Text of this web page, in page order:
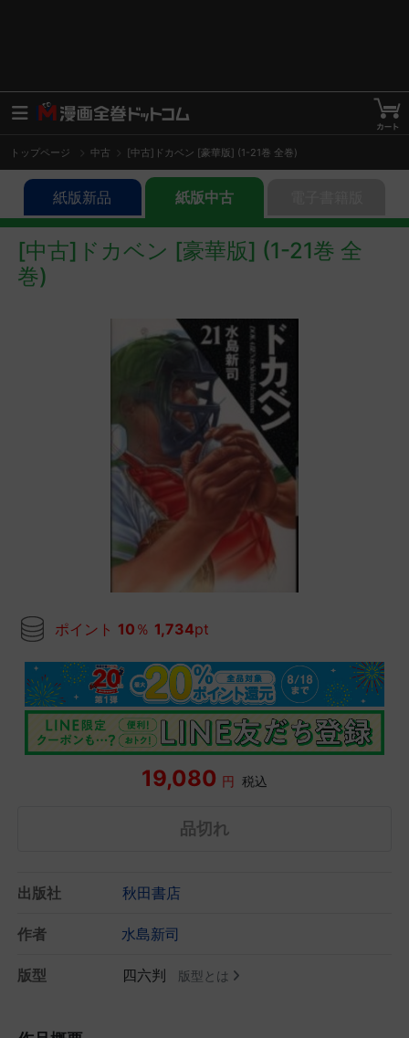
トップページ 中古 [中古]ドカベン [豪華版] (1-21巻 全巻)
紙版新品 紙版中古
[中古]ドカベン [豪華版] (1-21巻 全
巻)
ポイント 10 ％ 1,734pt
19,080 円 税込
品切れ
出版社 秋田書店
作者 水島新司
版型 四六判 版型とは